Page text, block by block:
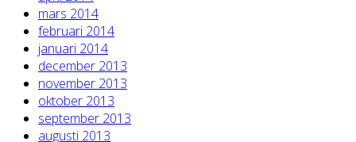
mars 2014
februari 2014
januari 2014
december 2013
november 2013
oktober 2013
september 2013
augusti 2013